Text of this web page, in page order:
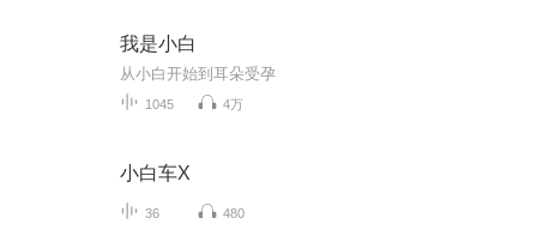
我是小白
从小白开始到耳朵受孕
1045 4万
小白车X
36 480